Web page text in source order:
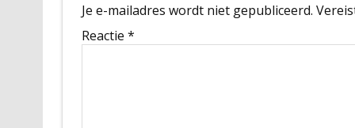
Je e-mailadres wordt niet gepubliceerd.
Reactie *